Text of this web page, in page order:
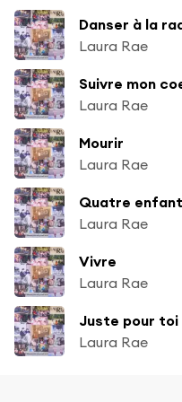
Danser à la
Laura Rae
Suivre mon
Laura Rae
Mourir
Laura Rae
Quatre
Laura Rae
Vivre
Laura Rae
Juste pour toi
Laura Rae